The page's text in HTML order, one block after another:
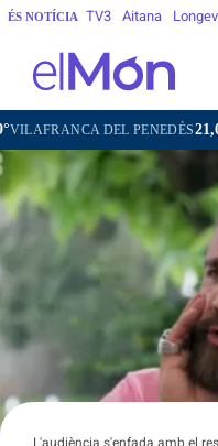
ÉS NOTÍCIA TV3 Aitana
PENEDÈS21,0°VILANOVA I LA
L'audiència s'enfada amb el